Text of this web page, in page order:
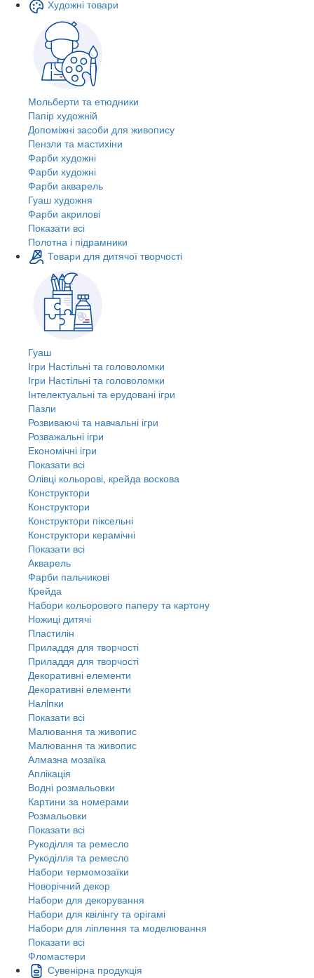
Художні товари
Мольберти та етюдники
Папір художній
Допоміжні засоби для живопису
Пензли та мастихіни
Фарби художні
Фарби художні
Фарби акварель
Гуаш художня
Фарби акрилові
Показати всі
Полотна і підрамники
Товари для дитячої творчості
Гуаш
Ігри Настільні та головоломки
Ігри Настільні та головоломки
Інтелектуальні та ерудовані ігри
Пазли
Розвиваючі та навчальні ігри
Розважальні ігри
Економічні ігри
Показати всі
Олівці кольорові, крейда воскова
Конструктори
Конструктори
Конструктори піксельні
Конструктори керамічні
Показати всі
Акварель
Фарби пальчикові
Крейда
Набори кольорового паперу та картону
Ножиці дитячі
Пластилін
Приладдя для творчості
Приладдя для творчості
Декоративні елементи
Декоративні елементи
Налiпки
Показати всі
Малювання та живопис
Малювання та живопис
Алмазна мозаїка
Аплікація
Водні розмальовки
Картини за номерами
Розмальовки
Показати всі
Рукоділля та ремесло
Рукоділля та ремесло
Набори термомозаїки
Новорічний декор
Набори для декорування
Набори для квілінгу та орігамі
Набори для ліплення та моделювання
Показати всі
Фломастери
Сувенірна продукція